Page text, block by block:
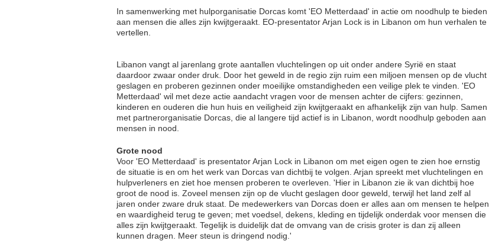
In samenwerking met hulporganisatie Dorcas komt 'EO Metterdaad' in actie om noodhulp te bieden
aan mensen die alles zijn kwijtgeraakt. EO-presentator Arjan Lock is in Libanon om hun verhalen te
vertellen.
Libanon vangt al jarenlang grote aantallen vluchtelingen op uit onder andere Syrië en staat
daardoor zwaar onder druk. Door het geweld in de regio zijn ruim een miljoen mensen op de vlucht
geslagen en proberen gezinnen onder moeilijke omstandigheden een veilige plek te vinden. 'EO
Metterdaad' wil met deze actie aandacht vragen voor de mensen achter de cijfers: gezinnen,
kinderen en ouderen die hun huis en veiligheid zijn kwijtgeraakt en afhankelijk zijn van hulp. Samen
met partnerorganisatie Dorcas, die al langere tijd actief is in Libanon, wordt noodhulp geboden aan
mensen in nood.
Grote nood
Voor 'EO Metterdaad' is presentator Arjan Lock in Libanon om met eigen ogen te zien hoe ernstig
de situatie is en om het werk van Dorcas van dichtbij te volgen. Arjan spreekt met vluchtelingen en
hulpverleners en ziet hoe mensen proberen te overleven. 'Hier in Libanon zie ik van dichtbij hoe
groot de nood is. Zoveel mensen zijn op de vlucht geslagen door geweld, terwijl het land zelf al
jaren onder zware druk staat. De medewerkers van Dorcas doen er alles aan om mensen te helpen
en waardigheid terug te geven; met voedsel, dekens, kleding en tijdelijk onderdak voor mensen die
alles zijn kwijtgeraakt. Tegelijk is duidelijk dat de omvang van de crisis groter is dan zij alleen
kunnen dragen. Meer steun is dringend nodig.'